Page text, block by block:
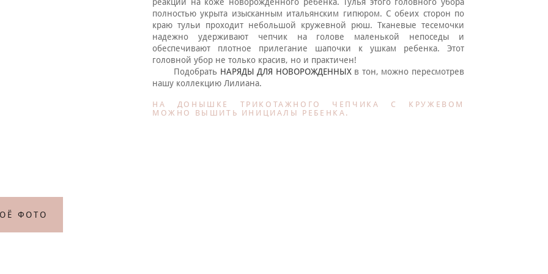
полностью укрыта изысканным итальянским гипюром. С обеих сторон по
краю тульи проходит небольшой кружевной рюш. Тканевые тесемочки
надежно удерживают чепчик на голове маленькой непоседы и
обеспечивают плотное прилегание шапочки к ушкам ребенка. Этот
головной убор не только красив, но и практичен!
Подобрать НАРЯДЫ ДЛЯ НОВОРОЖДЕННЫХв тон, можно пересмотрев
нашу коллекцию Лилиана.
НА ДОНЫШКЕ ТРИКОТАЖНОГО ЧЕПЧИКА С КРУЖЕВОМ
МОЖНО ВЫШИТЬ ИНИЦИАЛЫ РЕБЕНКА.
ФОТО